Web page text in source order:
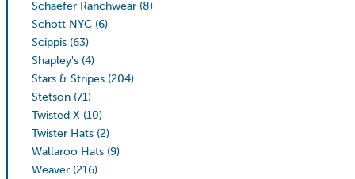
Schaefer Ranchwear (8)
Schott NYC (6)
Scippis (63)
Shapley's (4)
Stars & Stripes (204)
Stetson (71)
Twisted X (10)
Twister Hats (2)
Wallaroo Hats (9)
Weaver (216)